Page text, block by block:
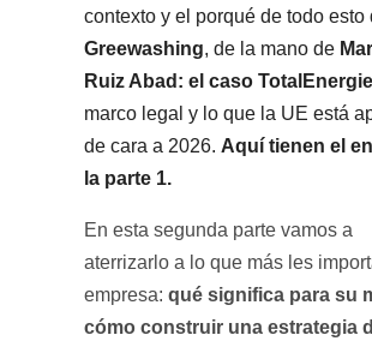
contexto y el porqué de todo esto
Greewashing, de la mano de
Ruiz Abad: el caso
marco legal y lo que la UE está
de cara a 2026. Aquí tienen el
la parte 1.
En esta segunda parte vamos a
aterrizarlo a lo que más les
empresa: qué significa para su
cómo construir una estrategia